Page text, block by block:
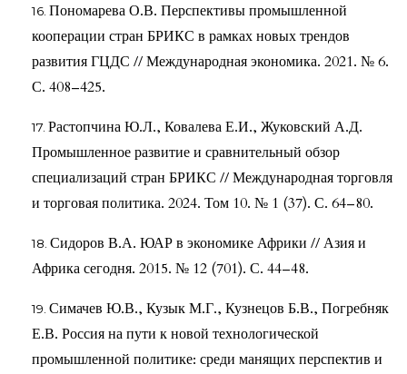
Пономарева О.В. Перспективы промышленной
кооперации стран БРИКС в рамках новых трендов
развития ГЦДС // Международная экономика. 2021. № 6.
С. 408–425.
Растопчина Ю.Л., Ковалева Е.И., Жуковский А.Д.
Промышленное развитие и сравнительный обзор
специализаций стран БРИКС // Международная торговля
и торговая политика. 2024. Том 10. № 1 (37). С. 64–80.
Сидоров В.А. ЮАР в экономике Африки // Азия и
Африка сегодня. 2015. № 12 (701). С. 44–48.
Симачев Ю.В., Кузык М.Г., Кузнецов Б.В., Погребняк
Е.В. Россия на пути к новой технологической
промышленной политике: среди манящих перспектив и